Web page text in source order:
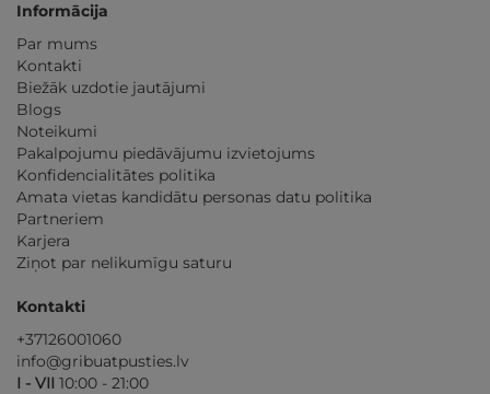
Informācija
Par mums
Kontakti
Biežāk uzdotie jautājumi
Blogs
Noteikumi
Pakalpojumu piedāvājumu izvietojums
Konfidencialitātes politika
Amata vietas kandidātu personas datu politika
Partneriem
Karjera
Ziņot par nelikumīgu saturu
Kontakti
+37126001060
info@gribuatpusties.lv
I - VII 10:00 - 21:00